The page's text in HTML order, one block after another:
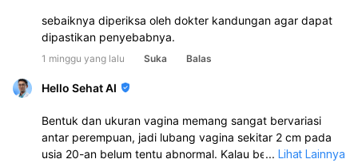
sebaiknya diperiksa oleh dokter kandungan agar dapat
dipastikan penyebabnya.
1 minggu yang lalu Suka Balas
Hello Sehat AI
Bentuk dan ukuran vagina memang sangat bervariasi
antar perempuan, jadi lubang vagina sekitar 2 cm pada
usia 20-an belum tentu abnormal. Kalau belum pernah
... Lihat Lainnya